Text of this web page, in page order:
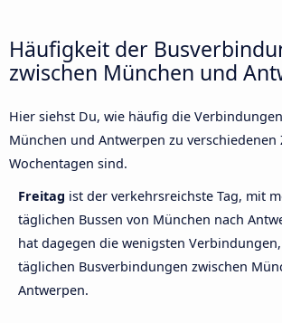
Häufigkeit der
zwischen München und
Hier siehst Du, wie häufig die
München und Antwerpen zu verschiedenen
Wochentagen sind.
Freitag ist der verkehrsreichste Tag, mit
täglichen Bussen von München nach
hat dagegen die wenigsten
täglichen Busverbindungen zwischen
Antwerpen.